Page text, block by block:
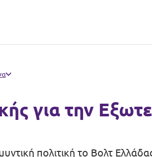
για την
πολιτική το Βολτ